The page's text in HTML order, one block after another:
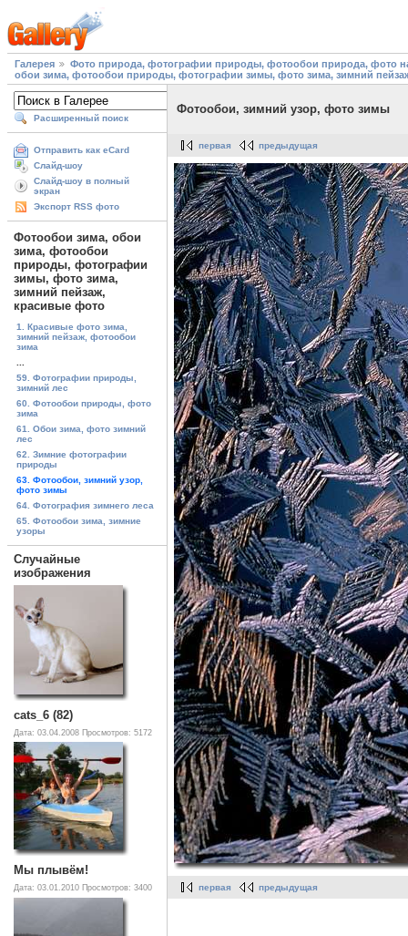
Галерея
Фото природа, фотографии природы, фотообои природа, фото
обои зима, фотообои природы, фотографии зимы, фото зима, зимний
Расширенный поиск
Отправить как eCard
Слайд-шоу
Слайд-шоу в полный
экран
Экспорт RSS фото
Фотообои зима, обои
зима, фотообои
природы, фотографии
зимы, фото зима,
зимний пейзаж,
красивые фото
1. Красивые фото зима,
зимний пейзаж, фотообои
зима
59. Фотографии природы,
зимний лес
60. Фотообои природы, фото
зима
61. Обои зима, фото зимний
лес
62. Зимние фотографии
природы
63. Фотообои, зимний узор,
фото зимы
64. Фотография зимнего леса
65. Фотообои зима, зимние
узоры
Случайные
изображения
cats_6 (82)
Дата: 03.04.2008 Просмотров: 5172
Мы плывём!
Дата: 03.01.2010 Просмотров: 3400
Фотообои, зимний узор, фото зимы
первая предыдущая
первая предыдущая